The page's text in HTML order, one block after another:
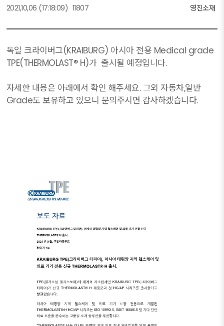
영진소재
2021,10,06 (17:18:09) 11807
독일 크라이버그(KRAIBURG) 아시아 전용 Medical grade
TPE(THERMOLAST® H)가 출시될 예정입니다.
자세한 내용은 아래에서 확인 해주세요. 그외 자동차,일반
Grade도 보유하고 있으니 문의주시면 감사하겠습니다.